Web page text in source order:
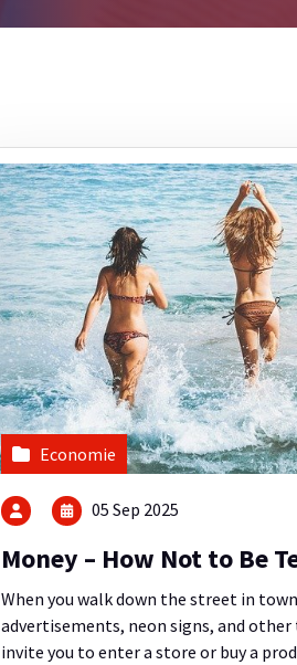
Economie
05 Sep 2025
Money – How Not to Be
When you walk down the street in
advertisements, neon signs, and
invite you to enter a store or buy a